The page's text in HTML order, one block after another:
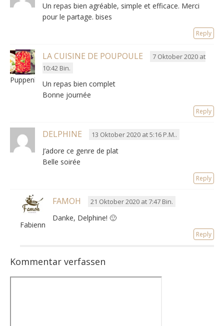
Un repas bien agréable, simple et efficace. Merci
pour le partage. bises
Reply
Puppenküche
LA CUISINE DE POUPOULE
7 Oktober 2020 at
10:42 Bin.
Un repas bien complet
Bonne journée
Reply
DELPHINE 13 Oktober 2020 at 5:16 P.M..
J’adore ce genre de plat
Belle soirée
Reply
Fabienne
FAMOH 21 Oktober 2020 at 7:47 Bin.
Danke, Delphine! 🙂
Reply
Kommentar verfassen